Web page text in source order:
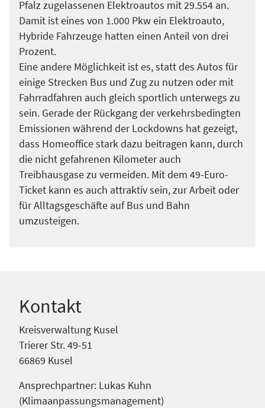
Pfalz zugelassenen Elektroautos mit 29.554 an.
Damit ist eines von 1.000 Pkw ein Elektroauto,
Hybride Fahrzeuge hatten einen Anteil von drei
Prozent.
Eine andere Möglichkeit ist es, statt des Autos für
einige Strecken Bus und Zug zu nutzen oder mit
Fahrradfahren auch gleich sportlich unterwegs zu
sein. Gerade der Rückgang der verkehrsbedingten
Emissionen während der Lockdowns hat gezeigt,
dass Homeoffice stark dazu beitragen kann, durch
die nicht gefahrenen Kilometer auch
Treibhausgase zu vermeiden. Mit dem 49-Euro-
Ticket kann es auch attraktiv sein, zur Arbeit oder
für Alltagsgeschäfte auf Bus und Bahn
umzusteigen.
Kontakt
Kreisverwaltung Kusel
Trierer Str. 49-51
66869 Kusel
Ansprechpartner: Lukas Kuhn
(Klimaanpassungsmanagement)